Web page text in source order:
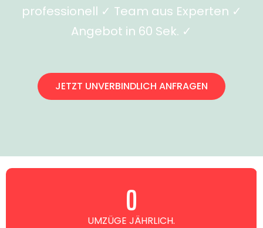
professionell ✓ Team aus Experten ✓
Angebot in 60 Sek. ✓
JETZT UNVERBINDLICH ANFRAGEN
UMZÜGE JÄHRLICH.
0